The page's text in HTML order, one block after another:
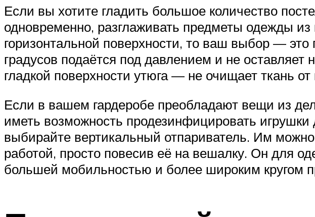
Если вы хотите гладить большое количество
одновременно, разглаживать предметы одежды
горизонтальной поверхности, то ваш выбор —
градусов подаётся под давлением и не оставляет
гладкой поверхности утюга — не очищает ткань
Если в вашем гардеробе преобладают вещи из
иметь возможность продезинфицировать
выбирайте вертикальный отпариватель. Им
работой, просто повесив её на вешалку. Он для
большей мобильностью и более широким кругом